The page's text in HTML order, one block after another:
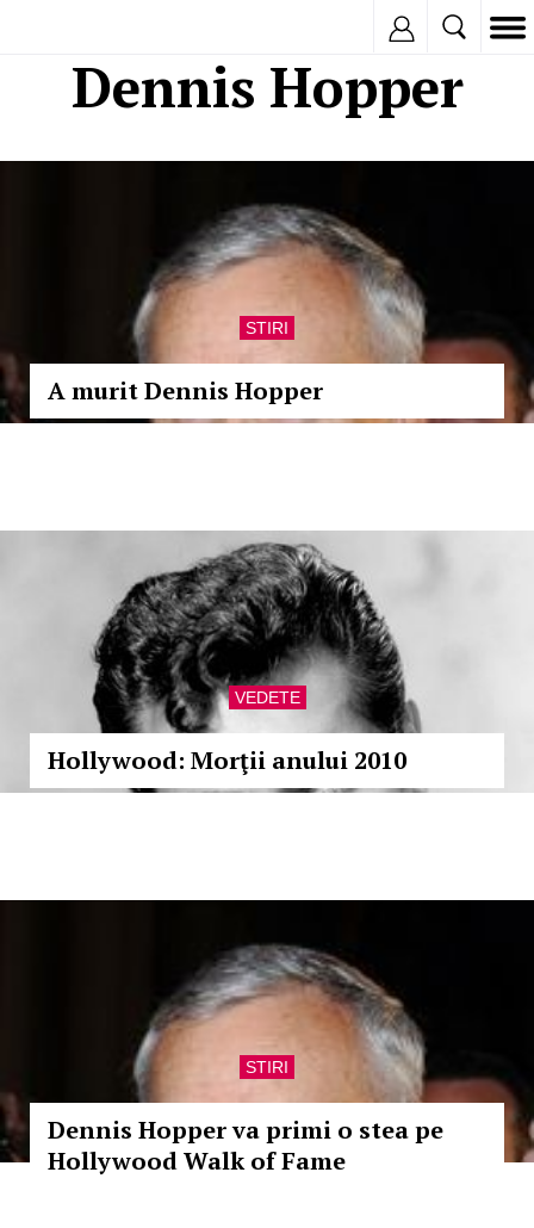
Dennis Hopper
STIRI
A murit Dennis Hopper
VEDETE
Hollywood: Morţii anului 2010
STIRI
Dennis Hopper va primi o stea pe
Hollywood Walk of Fame